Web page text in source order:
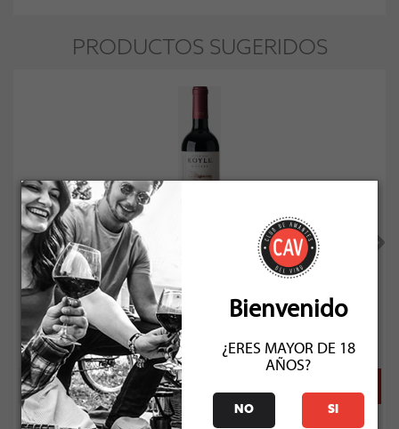
PRODUCTOS SUGERIDOS
Koyle Royale Cabernet Sauvignon 2019
Socio: $18.441
Normal: $20.490
Stock: 9
Bienvenido
¿ERES MAYOR DE 18
AÑOS?
NO SI